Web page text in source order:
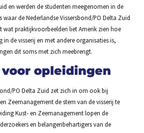
en werden de studenten meegenomen in de
waar de Nederlandse Vissersbond/PO Delta Zuid
wat praktijkvoorbeelden liet Amerik zien hoe
in de visserij en met andere organisaties is,
dit soms met zich meebrengt.
opleidingen
PO Delta Zuid zet zich in om ook bij
Zeemanagement de stem van de visserij te
Kust- en Zeemanagement lopen de
en belangenbehartigers van de